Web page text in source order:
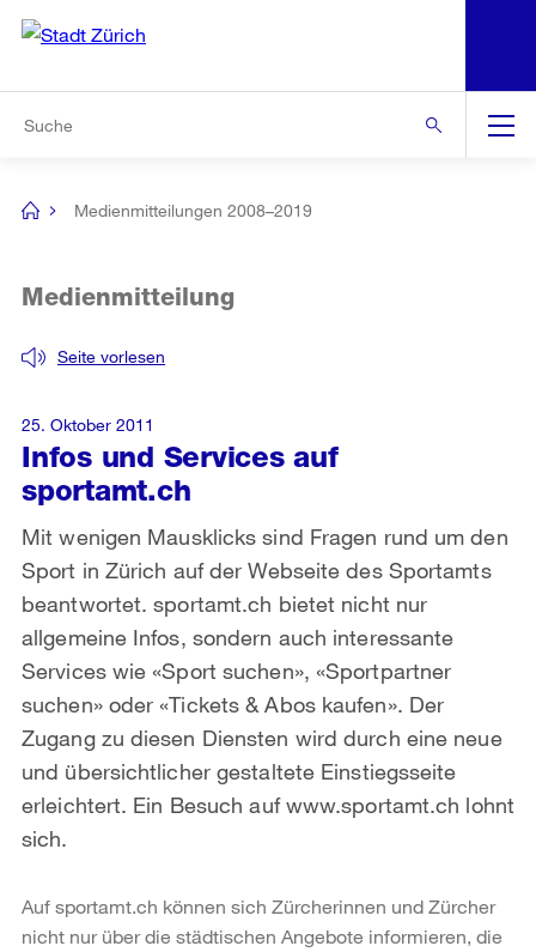
Navigation
[no
Medienmitteilungen 2008–2019
Infos und Services auf
sportamt.ch
Seite vorlesen
Medienmitteilung
Mit wenigen Mausklicks sind Fragen rund um den
Sport in Zürich auf der Webseite des Sportamts
beantwortet. sportamt.ch bietet nicht nur
allgemeine Infos, sondern auch interessante
Services wie «Sport suchen», «Sportpartner
suchen» oder «Tickets & Abos kaufen». Der
Zugang zu diesen Diensten wird durch eine neue
und übersichtlicher gestaltete Einstiegsseite
erleichtert. Ein Besuch auf www.sportamt.ch lohnt
sich.
25. Oktober 2011
Auf sportamt.ch können sich Zürcherinnen und Zürcher
nicht nur über die städtischen Angebote informieren, die